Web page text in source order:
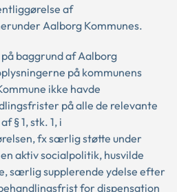
af
Aalborg Kommunes.
baggrund af Aalborg
på kommunens
ikke havde
på alle de relevante
§ 1, stk. 1, i
fx særlig støtte under
aktiv socialpolitik, husvilde
særlig supplerende ydelse efter
for dispensation